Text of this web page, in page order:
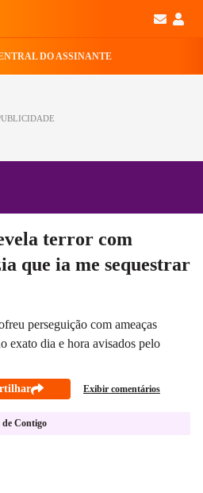
DO ASSINANTE
terror com
que ia me sequestrar
perseguição com ameaças
exato dia e hora avisados pelo
Exibir comentários
Contigo